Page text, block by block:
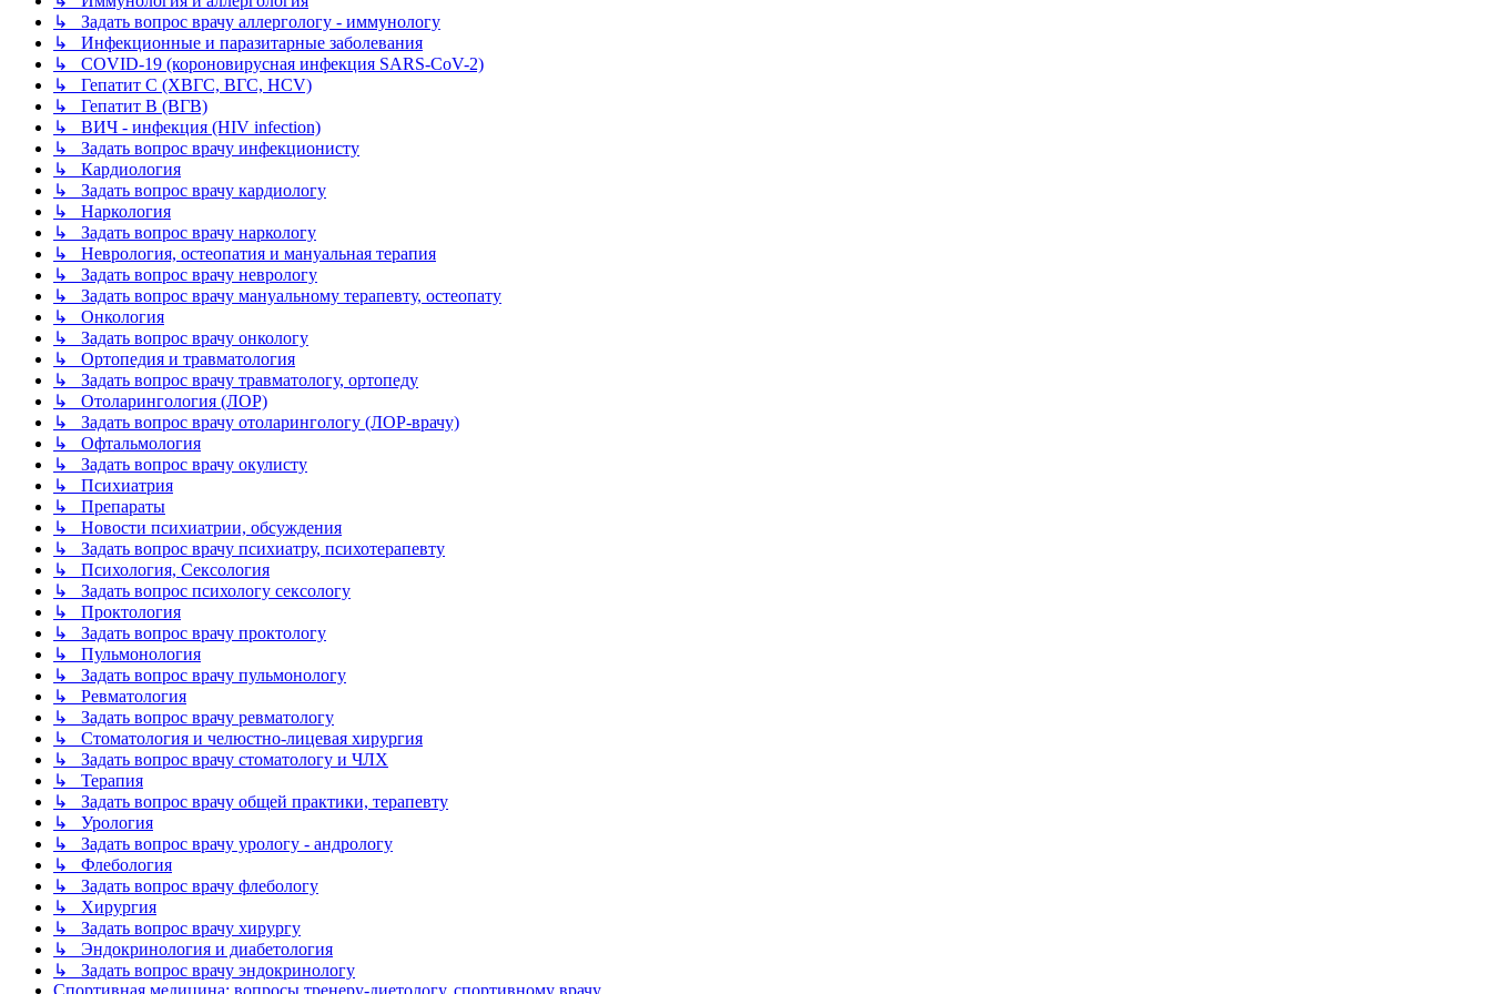
↳ Задать вопрос врачу аллергологу - иммунологу
↳ Инфекционные и паразитарные заболевания
↳ COVID-19 (короновирусная инфекция SARS-CoV-2)
↳ Гепатит C (ХВГС, ВГС, HCV)
↳ Гепатит B (ВГВ)
↳ ВИЧ - инфекция (HIV infection)
↳ Задать вопрос врачу инфекционисту
↳ Кардиология
↳ Задать вопрос врачу кардиологу
↳ Наркология
↳ Задать вопрос врачу наркологу
↳ Неврология, остеопатия и мануальная терапия
↳ Задать вопрос врачу неврологу
↳ Задать вопрос врачу мануальному терапевту, остеопату
↳ Онкология
↳ Задать вопрос врачу онкологу
↳ Ортопедия и травматология
↳ Задать вопрос врачу травматологу, ортопеду
↳ Отоларингология (ЛОР)
↳ Задать вопрос врачу отоларингологу (ЛОР-врачу)
↳ Офтальмология
↳ Задать вопрос врачу окулисту
↳ Психиатрия
↳ Препараты
↳ Новости психиатрии, обсуждения
↳ Задать вопрос врачу психиатру, психотерапевту
↳ Психология, Сексология
↳ Задать вопрос психологу сексологу
↳ Проктология
↳ Задать вопрос врачу проктологу
↳ Пульмонология
↳ Задать вопрос врачу пульмонологу
↳ Ревматология
↳ Задать вопрос врачу ревматологу
↳ Стоматология и челюстно-лицевая хирургия
↳ Задать вопрос врачу стоматологу и ЧЛХ
↳ Терапия
↳ Задать вопрос врачу общей практики, терапевту
↳ Урология
↳ Задать вопрос врачу урологу - андрологу
↳ Флебология
↳ Задать вопрос врачу флебологу
↳ Хирургия
↳ Задать вопрос врачу хирургу
↳ Эндокринология и диабетология
↳ Задать вопрос врачу эндокринологу
Спортивная медицина: вопросы тренеру-диетологу, спортивному врачу